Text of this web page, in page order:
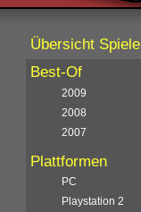
Übersicht Spiele
Best-Of
2009
2008
2007
Plattformen
PC
Playstation 2